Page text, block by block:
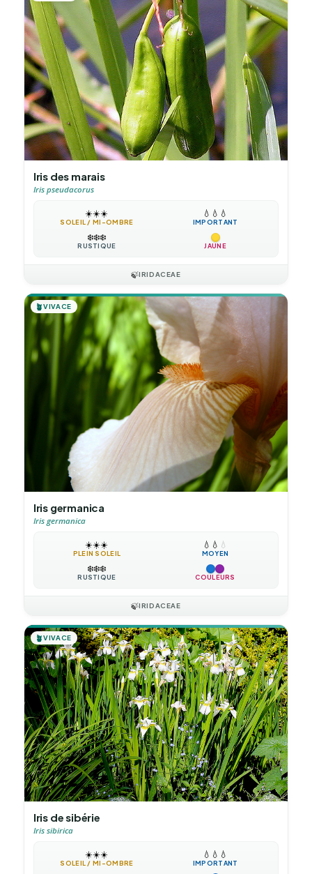
Iris des marais
Iris pseudacorus
☀️☀️☀️
SOLEIL / MI-OMBRE
💧 💧 💧
IMPORTANT
❄️❄️❄️
RUSTIQUE JAUNE
🍃IRIDACEAE
🪴VIVACE
Iris germanica
Iris germanica
☀️☀️☀️
PLEIN SOLEIL
💧 💧 💧
MOYEN
❄️❄️❄️
RUSTIQUE COULEURS
🍃IRIDACEAE
🪴VIVACE
Iris de sibérie
Iris sibirica
☀️☀️☀️
SOLEIL / MI-OMBRE
💧 💧 💧
IMPORTANT